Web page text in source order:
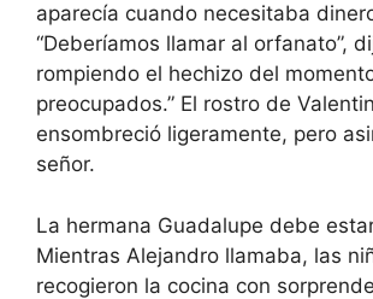
aparecía cuando necesitaba
“Deberíamos llamar al orfanato”,
rompiendo el hechizo del
preocupados.” El rostro de
ensombreció ligeramente, pero
señor.
La hermana Guadalupe debe
Mientras Alejandro llamaba, las
recogieron la cocina con